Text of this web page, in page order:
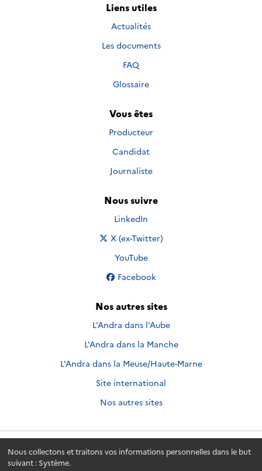
Nous collectons et traitons vos informations personnelles dans le but
suivant : Système.
Liens utiles
Actualités
Les documents
FAQ
Glossaire
Vous êtes
Producteur
Candidat
Journaliste
Nous suivre
Nous suivre sur
LinkedIn
Nous suivre sur
X (ex-Twitter)
Nous suivre sur
YouTube
Nous suivre sur
Facebook
Nos autres sites
L'Andra dans l'Aube
L'Andra dans la Manche
L'Andra dans la Meuse/Haute-Marne
Site international
Nos autres sites
Andra.fr © 2026 - Andra. Tous droits réservés.